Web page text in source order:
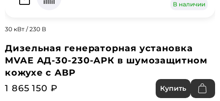
В наличии
30 кВт / 230 В
Дизельная генераторная установка
MVAE АД-30-230-АРК в шумозащитном
кожухе с АВР
1 865 150 ₽
Купить